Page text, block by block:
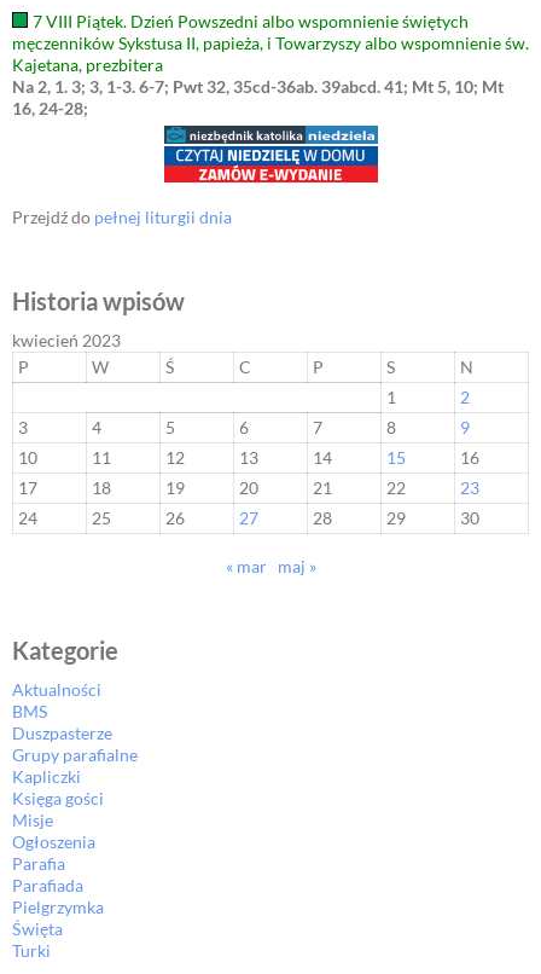
7 VIII Piątek. Dzień Powszedni albo wspomnienie świętych
męczenników Sykstusa II, papieża, i Towarzyszy albo wspomnienie św.
Kajetana, prezbitera
Na 2, 1. 3; 3, 1-3. 6-7; Pwt 32, 35cd-36ab. 39abcd. 41; Mt 5, 10; Mt
16, 24-28;
Przejdź do pełnej liturgii dnia
Historia wpisów
kwiecień 2023
P
W Ś C P S
N
1
2
3
4 5 6 7 8
9
10
11 12 13 14 15
16
17
18 19 20 21 22
23
24
25 26 27 28 29 30
« mar maj »
Kategorie
Aktualności
BMS
Duszpasterze
Grupy parafialne
Kapliczki
Księga gości
Misje
Ogłoszenia
Parafia
Parafiada
Pielgrzymka
Święta
Turki